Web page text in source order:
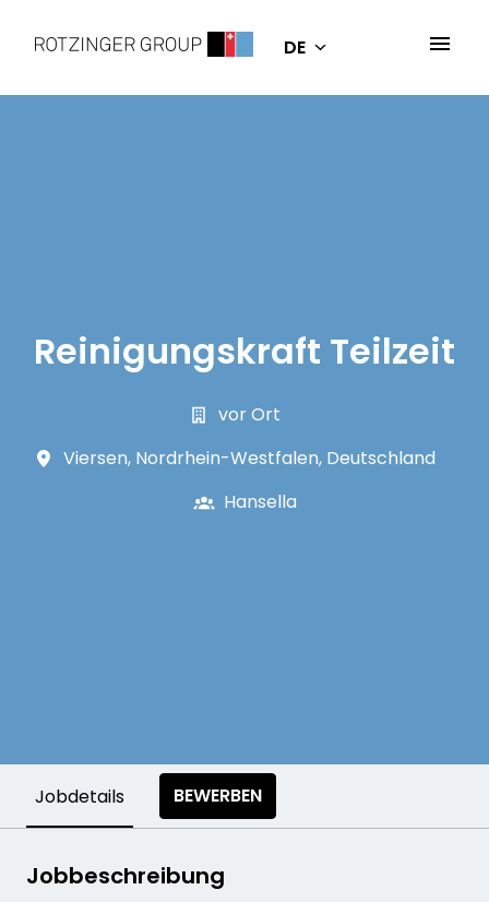
Inhalt
Startseite DE
Reinigungskraft Teilzeit
vor Ort
Viersen, Nordrhein-Westfalen, Deutschland
Hansella
Jobdetails BEWERBEN
Jobbeschreibung